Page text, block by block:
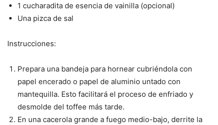
1 cucharadita de esencia de vainilla (opcional)
Una pizca de sal
Instrucciones:
Prepara una bandeja para hornear cubriéndola con
papel encerado o papel de aluminio untado con
mantequilla. Esto facilitará el proceso de enfriado y
desmolde del toffee más tarde.
En una cacerola grande a fuego medio-bajo, derrite la